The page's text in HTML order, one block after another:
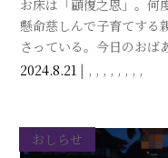
2024.8.21 | , , , , , , , ,
お床は「顧復之恩」。何
懸命慈しんで子育てする
さっている。今日のおば
しく見つめてくださった
おしらせ